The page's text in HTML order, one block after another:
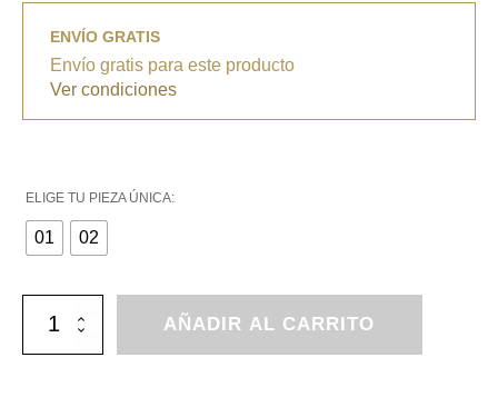
ENVÍO GRATIS
Envío gratis para este producto
Ver condiciones
ELIGE TU PIEZA ÚNICA:
01 02
Aparador
Cheeta
cantidad
AÑADIR AL CARRITO